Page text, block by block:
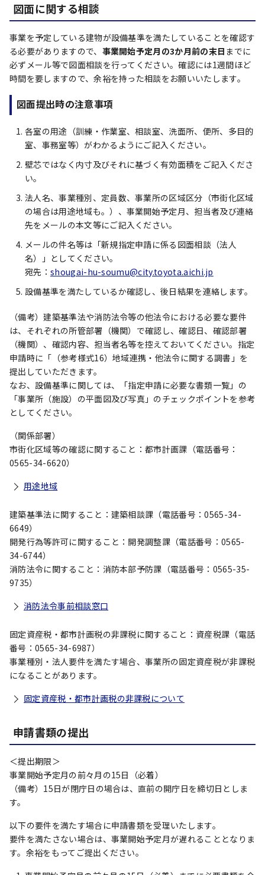
図面に関する相談
事業を予定している建物が設備基準を満たしていることを確認す
る必要がありますので、 事業開始予定月の3か月前の末日 までに
必ずメール等で図面相談を行ってください。確認には1週間ほど
時間を要しますので、余裕を持った相談をお願いいたします。
図面提出時の注意事項
各室の用途（訓練・作業室、相談室、洗面所、便所、多目的
室、事務室等）がわかるようにご記入ください。
壁芯ではなく内寸及びそれに基づく有効面積をご記入くださ
い。
法人名、事業種別、定員数、事業所の区域区分（市街化区域
の場合は用途地域も。）、事業開始予定月、担当者及び連絡
先をメールの本文等にご記入ください。
メールの件名等は「新規指定申請に係る図面相談（法人
名）」としてください。
宛先： shougai-hu-soumu@city.toyota.aichi.jp
設備基準を満たしているか確認し、後日結果を連絡します。
（備考）建築基準法や消防法令等の他法令における必要な要件
は、それぞれの所管部署（機関）で確認し、確認日、確認部署
（機関）、確認内容、担当者名等を控えておいてください。指定
申請時に「（参考様式16）地域連携・他法令に関する調書」を
提出していただきます。
なお、設備基準に関しては、「指定申請に必要な書類一覧」の
「事業所（施設）の平面図及び写真」のチェックポイントを参考
としてください。
（関係部署）
市街化区域等の確認に関すること：都市計画課（電話番号：
0565-34-6620）
用途地域
建築基準法に関すること：建築相談課（電話番号：0565-34-
6649）
開発行為等許可に関すること：開発調整課（電話番号：0565-
34-6744）
消防法令に関すること：消防本部予防課（電話番号：0565-35-
9735）
消防法令事前相談窓口
固定資産税・都市計画税の非課税に関すること：資産税課（電話
番号：0565-34-6987）
事業種別・法人要件を満たす場合、事業所の固定資産税が非課税
になることがあります。
固定資産税・都市計画税の非課税について
申請書類の提出
＜提出期限＞
事業開始予定月の前々月の15日（必着）
（備考）15日が閉庁日の場合は、直前の開庁日を締切日としま
す。
以下の要件を満たす場合に申請書類を受理いたします。
要件を満たさない場合は、事業開始予定月が遅れることとなりま
す。余裕をもってご提出ください。